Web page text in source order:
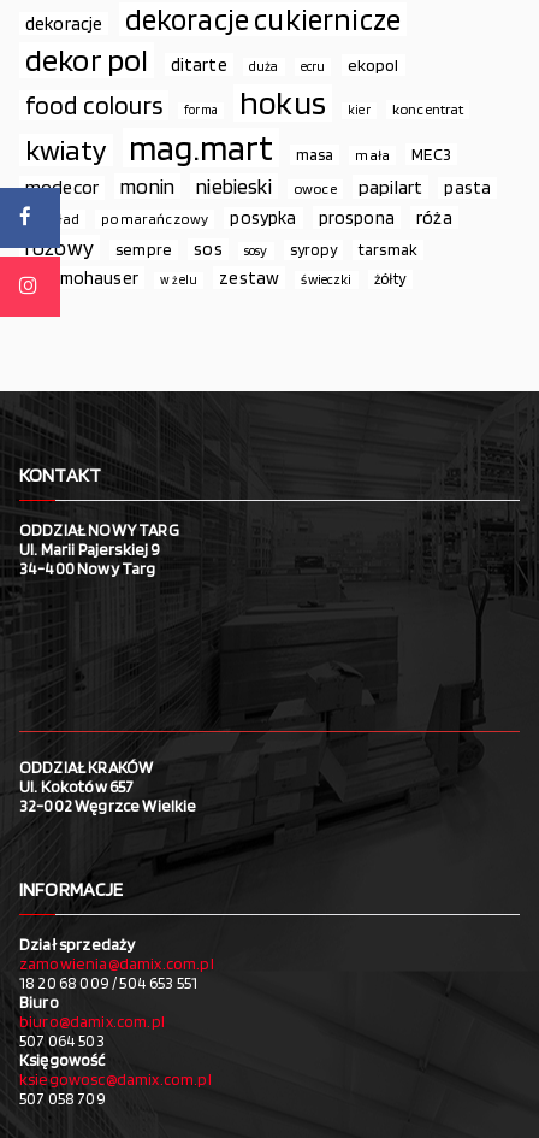
dekoracje dekoracje cukiernicze
dekor pol ditarte duża ecru ekopol
food colours forma hokus kier koncentrat
kwiaty mag.mart masa mała MEC3
modecor monin niebieski owoce papilart pasta
podkład pomarańczowy posypka prospona róża
różowy sempre sos sosy syropy tarsmak
thermohauser w żelu zestaw świeczki żółty
KONTAKT
ODDZIAŁ NOWY TARG
Ul. Marii Pajerskiej 9
34-400 Nowy Targ
ODDZIAŁ KRAKÓW
Ul. Kokotów 657
32-002 Węgrzce Wielkie
INFORMACJE
Dział sprzedaży
zamowienia@damix.com.pl
18 20 68 009 / 504 653 551
Biuro
biuro@damix.com.pl
507 064 503
Księgowość
ksiegowosc@damix.com.pl
507 058 709